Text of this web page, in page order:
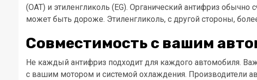
(OAT) и этиленгликоль (EG). Органический антифриз
может быть дороже. Этиленгликоль, с другой стороны,
Совместимость с вашим
Не каждый антифриз подходит для каждого автомобиля.
с вашим мотором и системой охлаждения. Производители